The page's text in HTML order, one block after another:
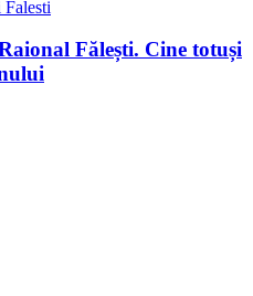
Falesti
Fălești. Cine totuși